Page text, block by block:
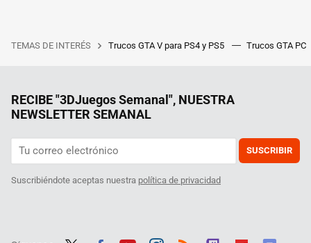
TEMAS DE INTERÉS Trucos GTA V para PS4 y PS5 Trucos GTA PC
RECIBE "3DJuegos Semanal", NUESTRA
NEWSLETTER SEMANAL
SUSCRIBIR
Suscribiéndote aceptas nuestra política de privacidad